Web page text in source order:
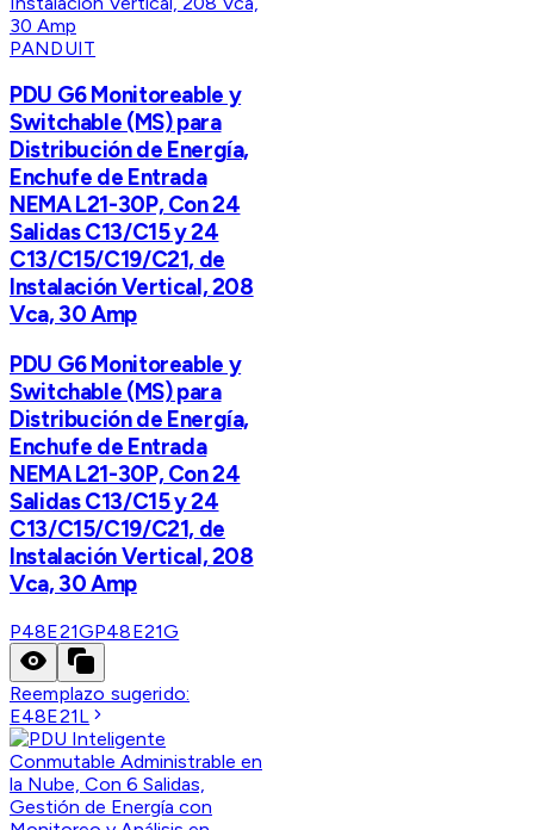
PANDUIT
PDU G6 Monitoreable y
Switchable (MS) para
Distribución de Energía,
Enchufe de Entrada
NEMA L21-30P, Con 24
Salidas C13/C15 y 24
C13/C15/C19/C21, de
Instalación Vertical, 208
Vca, 30 Amp
PDU G6 Monitoreable y
Switchable (MS) para
Distribución de Energía,
Enchufe de Entrada
NEMA L21-30P, Con 24
Salidas C13/C15 y 24
C13/C15/C19/C21, de
Instalación Vertical, 208
Vca, 30 Amp
P48E21GP48E21G
Reemplazo sugerido:
E48E21L